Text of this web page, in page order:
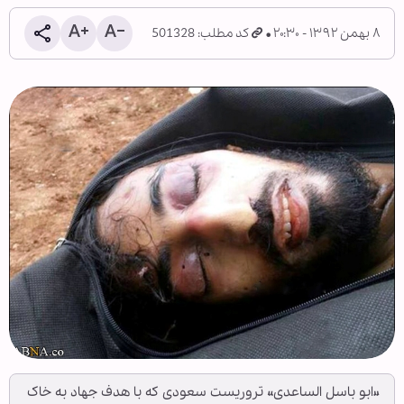
۸ بهمن ۱۳۹۲ - ۲۰:۳۰ کد مطلب: 501328
«ابو باسل الساعدی» تروریست سعودی که با هدف جهاد به خاک